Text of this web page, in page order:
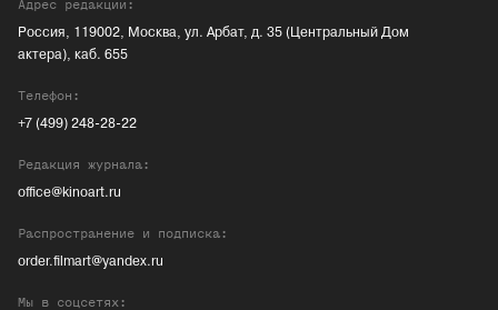
Адрес редакции:
Россия, 119002, Москва, ул. Арбат, д. 35 (Центральный Дом
актера), каб. 655
Телефон:
+7 (499) 248-28-22
Редакция журнала:
office@kinoart.ru
Распространение и подписка:
order.filmart@yandex.ru
Мы в соцсетях: